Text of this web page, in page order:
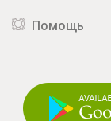
Помощь